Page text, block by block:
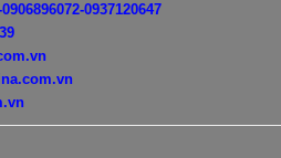
0906896072-0937120647